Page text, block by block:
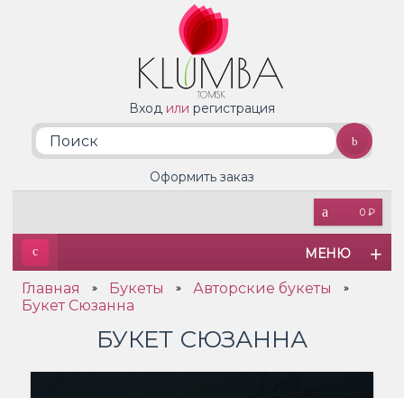
Вход или регистрация
0 ₽
Оформить заказ
МЕНЮ
Главная » Букеты » Авторские букеты »
Букет Сюзанна
БУКЕТ СЮЗАННА